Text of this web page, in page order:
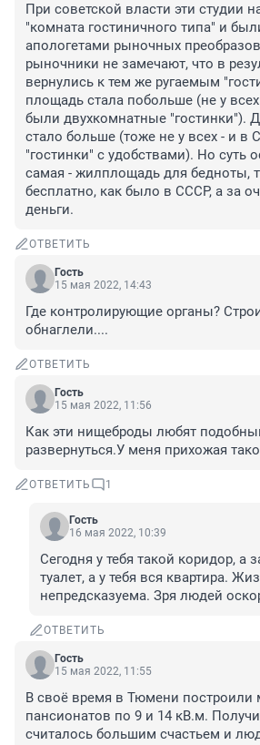
При советской власти эти студии
"комната гостиничного типа" и
апологетами рыночных
рыночники не замечают, что в
вернулись к тем же ругаемым
площадь стала побольше (не у
были двухкомнатные "гостинки").
стало больше (тоже не у всех - и в
"гостинки" с удобствами). Но суть
самая - жилплощадь для бедноты,
бесплатно, как было в СССР, а за
деньги.
ОТВЕТИТЬ
Гость
15 мая 2022, 14:43
Где контролирующие органы?
обнаглели....
ОТВЕТИТЬ
Гость
15 мая 2022, 11:56
Как эти нищеброды любят
развернуться.У меня прихожая
ОТВЕТИТЬ 1
Гость
16 мая 2022, 10:39
Сегодня у тебя такой коридор, а
туалет, а у тебя вся квартира.
непредсказуема. Зря людей
ОТВЕТИТЬ
Гость
15 мая 2022, 11:55
В своё время в Тюмени построили
пансионатов по 9 и 14 кВ.м.
считалось большим счастьем и